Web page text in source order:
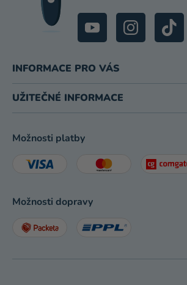
INFORMACE PRO VÁS
UŽITEČNÉ INFORMACE
Možnosti platby
Možnosti dopravy